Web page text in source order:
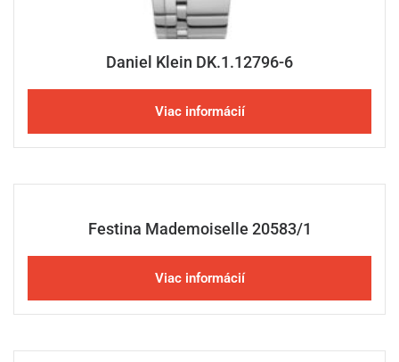
Daniel Klein DK.1.12796-6
Viac informácií
Festina Mademoiselle 20583/1
Viac informácií